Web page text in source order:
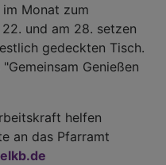
Monat zum
und am 28. setzen
gedeckten Tisch.
Genießen
helfen
an das Pfarramt